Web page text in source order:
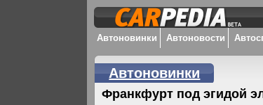
Автоновинки Автоновости
Автоновинки
Франкфурт под эгидой